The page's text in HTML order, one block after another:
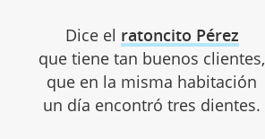
Dice el ratoncito Pérez
que tiene tan buenos clientes,
que en la misma habitación
un día encontró tres dientes.